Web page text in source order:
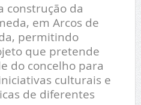
construção da
em Arcos de
permitindo
que pretende
do concelho para
culturais e
de diferentes